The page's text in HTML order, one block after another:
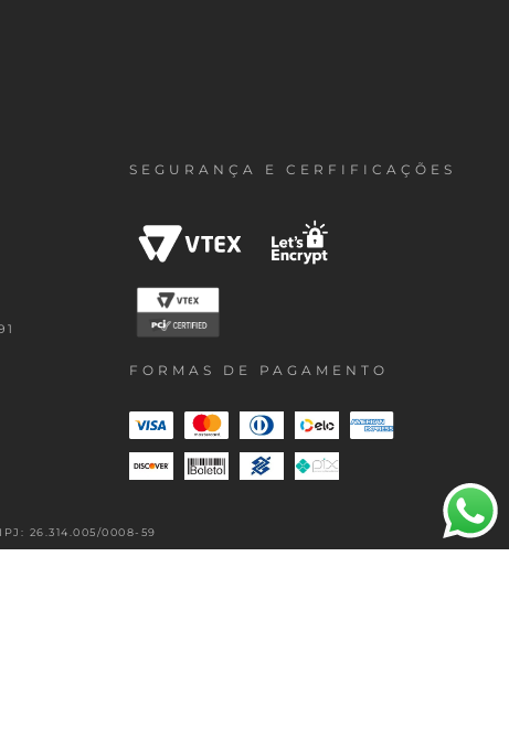
SEGURANÇA E CERFIFICAÇÕES
FORMAS DE PAGAMENTO
26.314.005/0008-59